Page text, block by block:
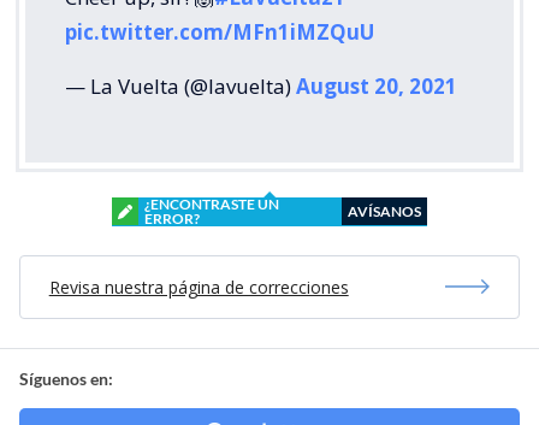
pic.twitter.com/MFn1iMZQuU
— La Vuelta (@lavuelta)August 20, 2021
¿ENCONTRASTE UN
ERROR?
AVÍSANOS
Revisa nuestra página de correcciones
Síguenos en: